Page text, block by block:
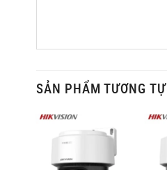
SẢN PHẨM TƯƠNG TỰ